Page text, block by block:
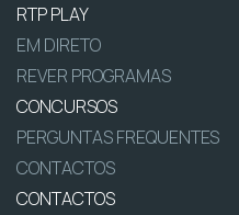
RTP PLAY
EM DIRETO
REVER PROGRAMAS
CONCURSOS
PERGUNTAS FREQUENTES
CONTACTOS
CONTACTOS